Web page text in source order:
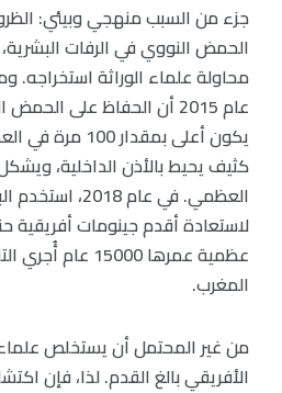
جزء من السبب منهجي وبيئي:
الحمض النووي في الرفات
محاولة علماء الوراثة استخراجه.
عام 2015 أن الحفاظ على
يكون أعلى
كثيف يحيط بالأذن الداخلية،
العظمي. في عام
لاستعادة أقدم جينومات أفريقية
عظمية عمرها
المغرب.
من غير المحتمل أن يستخلص
الأفريقي بالغ القدم. لذا، فإن